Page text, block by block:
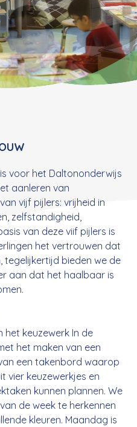
voor het Daltononderwijs
aanleren van
vijf pijlers: vrijheid in
zelfstandigheid,
van deze viif pijlers is
het vertrouwen dat
tegelijkertijd bieden we de
aan dat het haalbaar is
het keuzewerk In de
het maken van een
een takenbord waarop
vier keuzewerkjes en
kunnen plannen. We
de week te herkennen
kleuren. Maandag is